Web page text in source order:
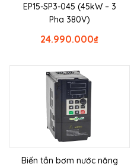
EP15-SP3-045 (45kW – 3
Pha 380V)
₫
24.990.000
Biến tần bơm nước năng